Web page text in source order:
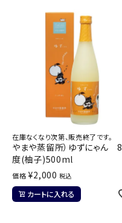
在庫なくなり次第、販売終了です。
やまや蒸留所）ゆずにゃん 8
度(柚子)500ml
価格 ¥2,000 税込
カートに入れる